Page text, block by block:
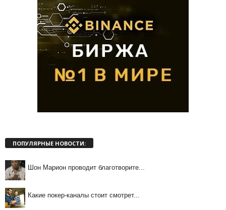
ПОПУЛЯРНЫЕ НОВОСТИ:
Шон Марион проводит благотворите...
Какие покер-каналы стоит смотрет...